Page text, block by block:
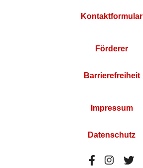
Kontaktformular
Förderer
Barrierefreiheit
Impressum
Datenschutz